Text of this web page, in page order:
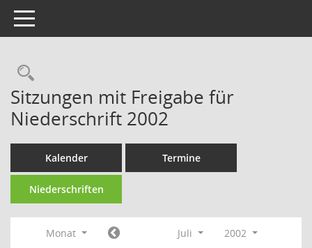
Toggle navigation
Rechercheauswahl
Sitzungen mit Freigabe für
Niederschrift 2002
Kalender Termine
Niederschriften
Monat Juli
2002